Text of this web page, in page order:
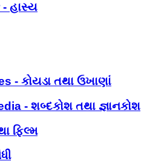
હાસ્ય
- કોયડા તથા ઉખાણાં
- શબ્દકોશ તથા જ્ઞાનકોશ
ફિલ્મ